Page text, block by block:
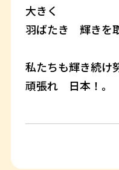
大きく
羽ばたき 輝きを
私たちも輝き続け
頑張れ 日本！。